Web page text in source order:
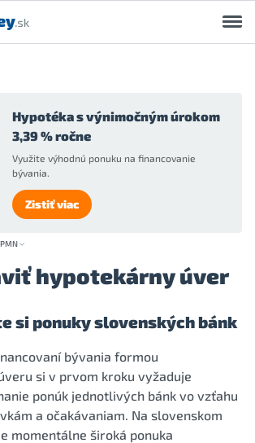
Hypotéka s výnimočným úrokom
3,39 % ročne
Využite výhodnú ponuku na financovanie
bývania.
Zistiť viac
hypotekárny úver
si ponuky slovenských bánk
bývania formou
si v prvom kroku vyžaduje
ponúk jednotlivých bánk vo vzťahu
a očakávaniam. Na slovenskom
momentálne široká ponuka